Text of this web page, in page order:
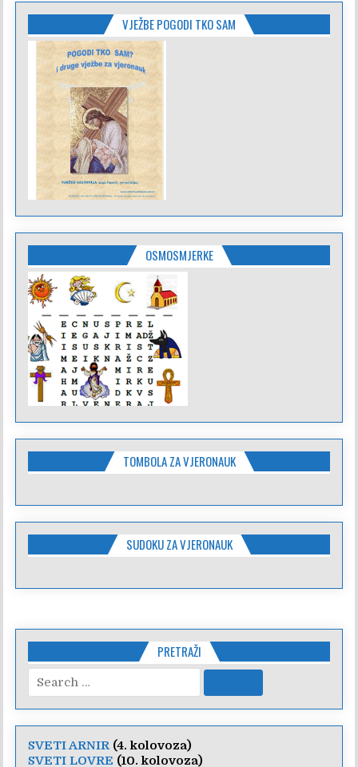
VJEŽBE POGODI TKO SAM
OSMOSMJERKE
TOMBOLA ZA VJERONAUK
SUDOKU ZA VJERONAUK
PRETRAŽI
for:
SVETI ARNIR(4. kolovoza)
SVETI LOVRE (10. kolovoza)